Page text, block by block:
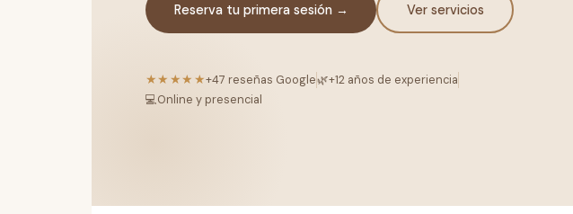
Reserva tu primera sesión → Ver servicios
★★★★★+47 reseñas Google🌿+12 años de experiencia
💻Online y presencial